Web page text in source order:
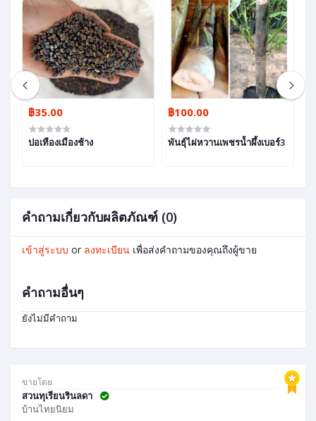
ขายโดย
สวนทุเรียนรินลดา
บ้านไทยนิยม
฿35.00
ปอเทืองเมืองช้าง
฿100.00
พันธุ์ไผ่หวานเพชรน้ำผึ้งเบอร์3
คำถามเกี่ยวกับผลิตภัณฑ์ (0)
เข้าสู่ระบบ or ลงทะเบียน เพื่อส่งคำถามของคุณถึงผู้ขาย
คำถามอื่นๆ
ยังไม่มีคำถาม